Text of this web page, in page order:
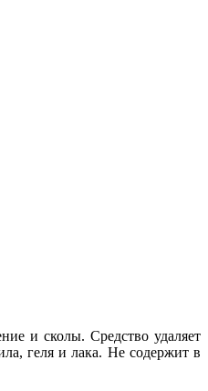
и сколы. Средство удаляет
геля и лака. Не содержит в